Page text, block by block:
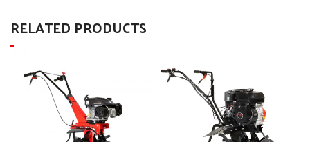
RELATED PRODUCTS